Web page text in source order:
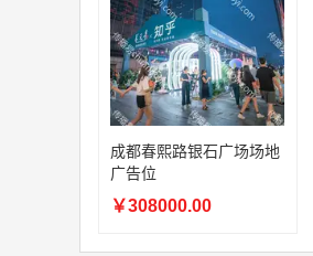
成都春熙路银石广场场地
广告位
￥308000.00